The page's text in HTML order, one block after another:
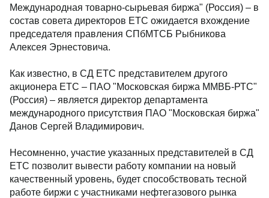
Международная товарно-сырьевая биржа" (Россия) – в
состав совета директоров ЕТС ожидается вхождение
председателя правления СПбМТСБ Рыбникова
Алексея Эрнестовича.
Как известно, в СД ЕТС представителем другого
акционера ЕТС – ПАО "Московская биржа ММВБ-РТС"
(Россия) – является директор департамента
международного присутствия ПАО "Московская биржа"
Данов Сергей Владимирович.
Несомненно, участие указанных представителей в СД
ЕТС позволит вывести работу компании на новый
качественный уровень, будет способствовать тесной
работе биржи с участниками нефтегазового рынка